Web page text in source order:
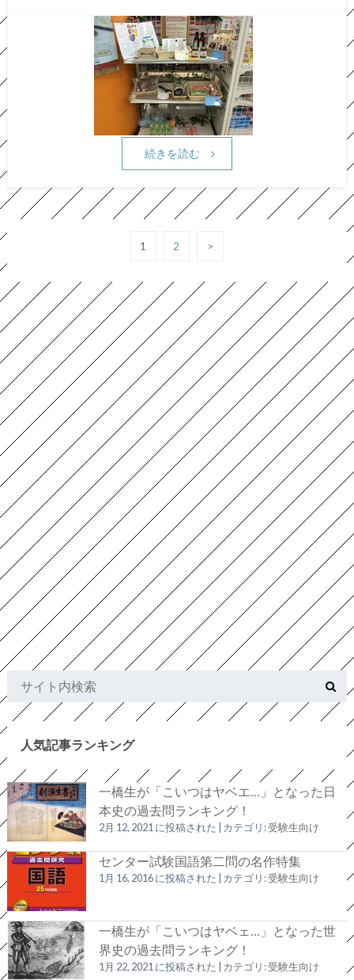
続きを読む
1 2 >
人気記事ランキング
一橋生が「こいつはヤベエ…」となった日
本史の過去問ランキング！
2月 12, 2021 に投稿された | カテゴリ:受験生向け
センター試験国語第二問の名作特集
1月 16, 2016 に投稿された | カテゴリ:受験生向け
一橋生が「こいつはヤベェ…」となった世
界史の過去問ランキング！
1月 22, 2021 に投稿された | カテゴリ:受験生向け